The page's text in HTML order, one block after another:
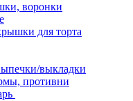
воронки
для торта
выкладки
противни